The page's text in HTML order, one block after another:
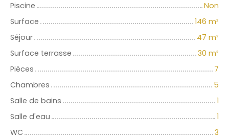
Piscine
Non
Surface
146 m²
Séjour
47 m²
Surface terrasse
30 m²
Pièces
7
Chambres
5
Salle de bains
1
Salle d'eau
1
WC
3